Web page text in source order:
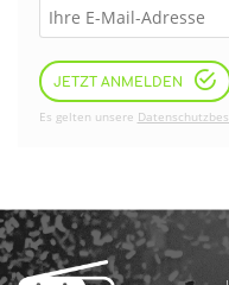
JETZT ANMELDEN
Es gelten unsere